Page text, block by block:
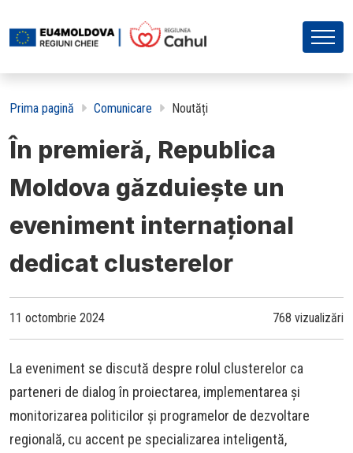
Prima pagină Comunicare Noutăți
În premieră, Republica
Moldova găzduiește un
eveniment internațional
dedicat clusterelor
11 octombrie 2024 768 vizualizări
La eveniment se discută despre rolul clusterelor ca
parteneri de dialog în proiectarea, implementarea și
monitorizarea politicilor și programelor de dezvoltare
regională, cu accent pe specializarea inteligentă,